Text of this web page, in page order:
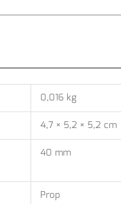
0,016 kg
4,7 × 5,2 × 5,2 cm
40 mm
Prop